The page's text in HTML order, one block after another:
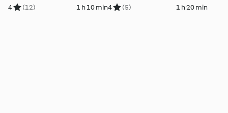
4 (12) 1 h 10 min4 (5) 1 h 20 min